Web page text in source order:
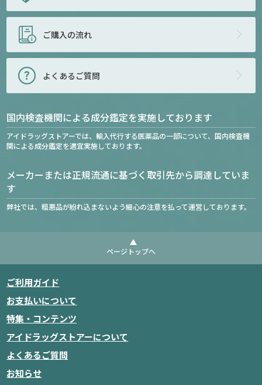
ご購入の流れ
よくあるご質問
国内検査機関による成分鑑定を実施しております
アイドラッグストアーでは、輸入代行する医薬品の一部について、国内検査機
関による成分鑑定を適宜実施しております。
メーカーまたは正規流通に基づく取引先から調達していま
す
弊社では、粗悪品が紛れ込まないよう細心の注意を払って運営しております。
ページトップへ
ご利用ガイド
お支払いについて
特集・コンテンツ
アイドラッグストアーについて
よくあるご質問
お知らせ